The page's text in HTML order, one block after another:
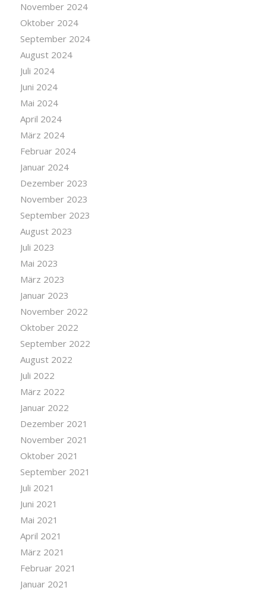
November 2024
Oktober 2024
September 2024
August 2024
Juli 2024
Juni 2024
Mai 2024
April 2024
März 2024
Februar 2024
Januar 2024
Dezember 2023
November 2023
September 2023
August 2023
Juli 2023
Mai 2023
März 2023
Januar 2023
November 2022
Oktober 2022
September 2022
August 2022
Juli 2022
März 2022
Januar 2022
Dezember 2021
November 2021
Oktober 2021
September 2021
Juli 2021
Juni 2021
Mai 2021
April 2021
März 2021
Februar 2021
Januar 2021